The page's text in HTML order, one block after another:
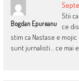
Bogdan Epureanu
Stii
ce
stim ca Nastase e
sunt jurnalisti… ce mai